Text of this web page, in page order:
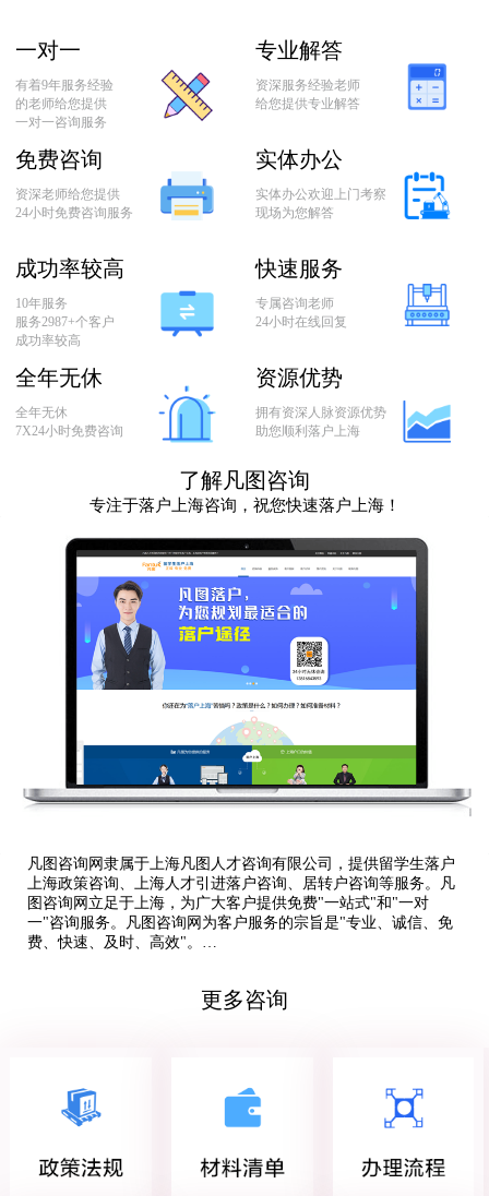
好
新
闻
讯
联
我
们
一对一
有着9年服务经验
的老师给您提供
一对一咨询服务
专业解答
资深服务经验老师
给您提供专业解答
免费咨询
资深老师给您提供
24小时免费咨询服务
实体办公
实体办公欢迎上门考察
现场为您解答
成功率较高
10年服务
服务2987+个客户
成功率较高
快速服务
专属咨询老师
24小时在线回复
全年无休
全年无休
7X24小时免费咨询
资源优势
拥有资深人脉资源优势
助您顺利落户上海
了解凡图咨询
专注于落户上海咨询，祝您快速落户上海！
凡图咨询网隶属于上海凡图人才咨询有限公司，提供留学生落户
上海政策咨询、上海人才引进落户咨询、居转户咨询等服务。凡
图咨询网立足于上海，为广大客户提供免费"一站式"和"一对
一"咨询服务。凡图咨询网为客户服务的宗旨是"专业、诚信、免
费、快速、及时、高效"。…
更多咨询